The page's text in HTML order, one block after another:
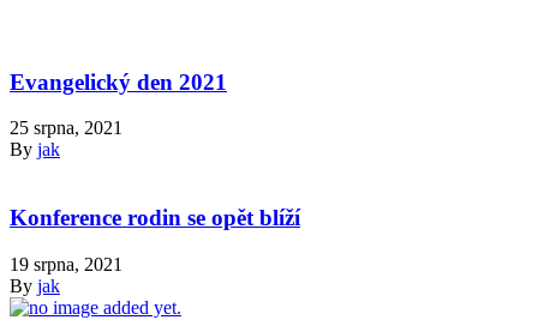
Evangelický den 2021
25 srpna, 2021
By jak
Konference rodin se opět blíží
19 srpna, 2021
By jak